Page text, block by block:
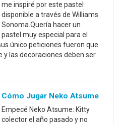
me inspiré por este pastel
disponible a través de Williams
Sonoma.Quería hacer un
pastel muy especial para el
único peticiones fueron que
y las decoraciones deben ser
Cómo Jugar Neko Atsume
Empecé Neko Atsume: Kitty
colector el año pasado y no